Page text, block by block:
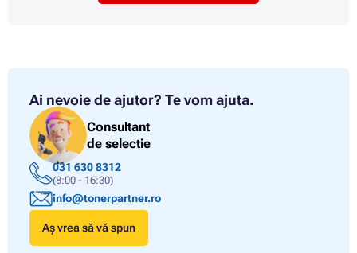
Ai nevoie de ajutor? Te vom ajuta.
Consultant
de selectie
031 630 8312
(8:00 - 16:30)
info@tonerpartner.ro
Aș vrea să vă spun